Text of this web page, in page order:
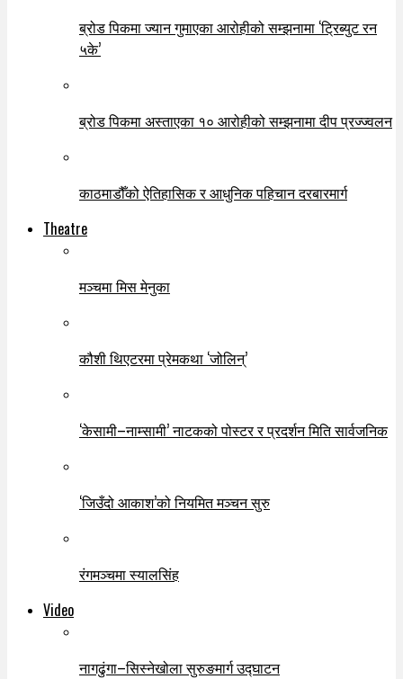
ब्रोड पिकमा ज्यान गुमाएका आरोहीको सम्झनामा ‘ट्रिब्युट रन
५के’
ब्रोड पिकमा अस्ताएका १० आरोहीको सम्झनामा दीप प्रज्ज्वलन
काठमाडौँको ऐतिहासिक र आधुनिक पहिचान दरबारमार्ग
Theatre
मञ्चमा मिस मेनुका
कौशी थिएटरमा प्रेमकथा ‘जोलिन्’
‘केसामी–नाम्सामी’ नाटकको पोस्टर र प्रदर्शन मिति सार्वजनिक
‘जिउँदो आकाश’को नियमित मञ्चन सुरु
रंगमञ्चमा स्यालसिंह
Video
नागढुंगा–सिस्नेखोला सुरुङमार्ग उद्घाटन